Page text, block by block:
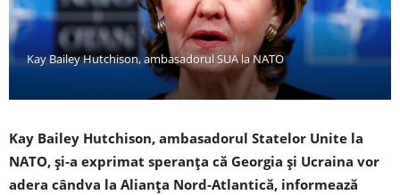
Kay Bailey Hutchison, ambasadorul SUA la NATO
Kay Bailey Hutchison, ambasadorul Statelor Unite la
NATO, şi-a exprimat speranţa că Georgia şi Ucraina vor
adera cândva la Alianţa Nord-Atlantică, informează